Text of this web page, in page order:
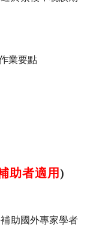
業要點
助者適用)
助國外專家學者